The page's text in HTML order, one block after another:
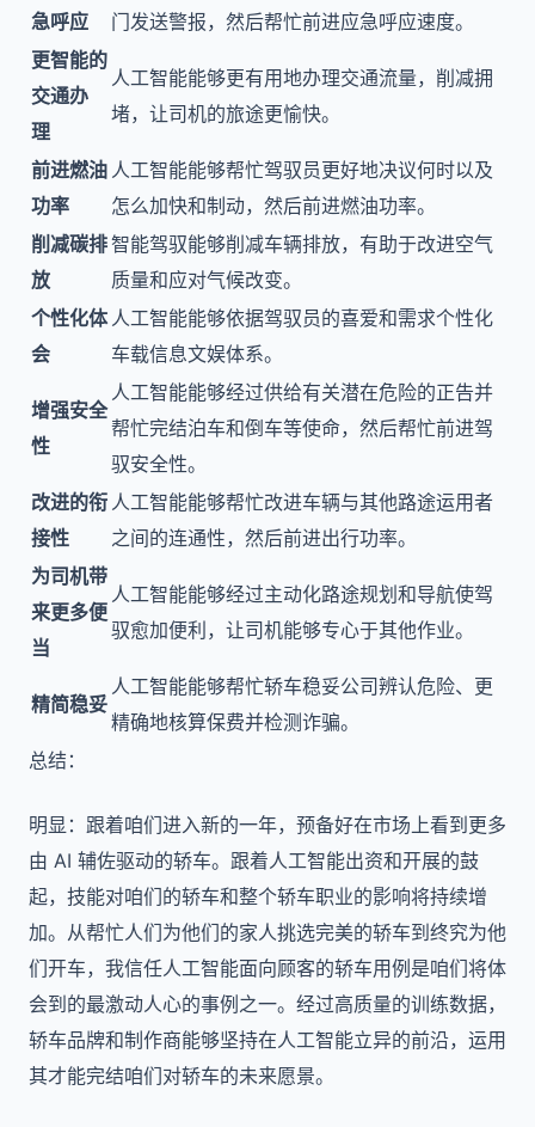
急呼应
门发送警报，然后帮忙前进应急呼应速度。
更智能的
交通办
理
人工智能能够更有用地办理交通流量，削减拥
堵，让司机的旅途更愉快。
前进燃油
功率
人工智能能够帮忙驾驭员更好地决议何时以及
怎么加快和制动，然后前进燃油功率。
削减碳排
放
智能驾驭能够削减车辆排放，有助于改进空气
质量和应对气候改变。
个性化体
会
人工智能能够依据驾驭员的喜爱和需求个性化
车载信息文娱体系。
增强安全
性
人工智能能够经过供给有关潜在危险的正告并
帮忙完结泊车和倒车等使命，然后帮忙前进驾
驭安全性。
改进的衔
接性
人工智能能够帮忙改进车辆与其他路途运用者
之间的连通性，然后前进出行功率。
为司机带
来更多便
当
人工智能能够经过主动化路途规划和导航使驾
驭愈加便利，让司机能够专心于其他作业。
精简稳妥
人工智能能够帮忙轿车稳妥公司辨认危险、更
精确地核算保费并检测诈骗。
总结：
明显：跟着咱们进入新的一年，预备好在市场上看到更多
由 AI 辅佐驱动的轿车。跟着人工智能出资和开展的鼓
起，技能对咱们的轿车和整个轿车职业的影响将持续增
加。从帮忙人们为他们的家人挑选完美的轿车到终究为他
们开车，我信任人工智能面向顾客的轿车用例是咱们将体
会到的最激动人心的事例之一。经过高质量的训练数据，
轿车品牌和制作商能够坚持在人工智能立异的前沿，运用
其才能完结咱们对轿车的未来愿景。